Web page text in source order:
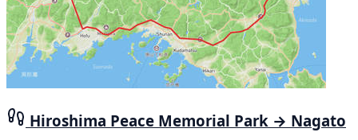
Hiroshima Peace Memorial Park → Nagato